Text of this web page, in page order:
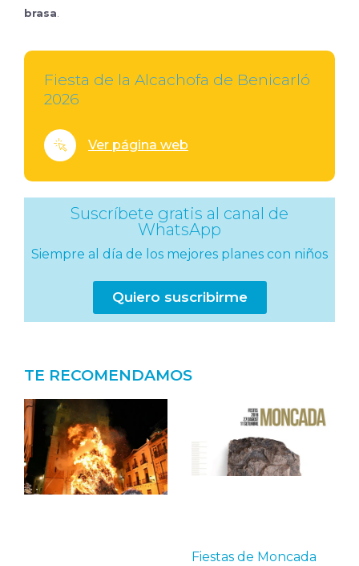
brasa.
Fiesta de la Alcachofa de Benicarló
2026
Ver página web
Suscríbete gratis al canal de
WhatsApp
Siempre al día de los mejores planes con niños
Quiero suscribirme
TE RECOMENDAMOS
Fiestas de Moncada